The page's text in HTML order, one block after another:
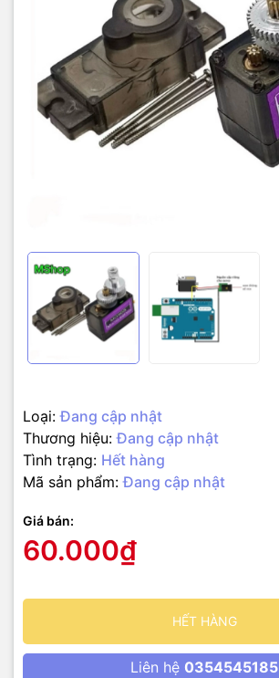
Loại: Đang cập nhật
Thương hiệu: Đang cập nhật
Tình trạng: Hết hàng
Mã sản phẩm: Đang cập nhật
Giá bán:
60.000₫
HẾT HÀNG
Liên hệ 0354545185